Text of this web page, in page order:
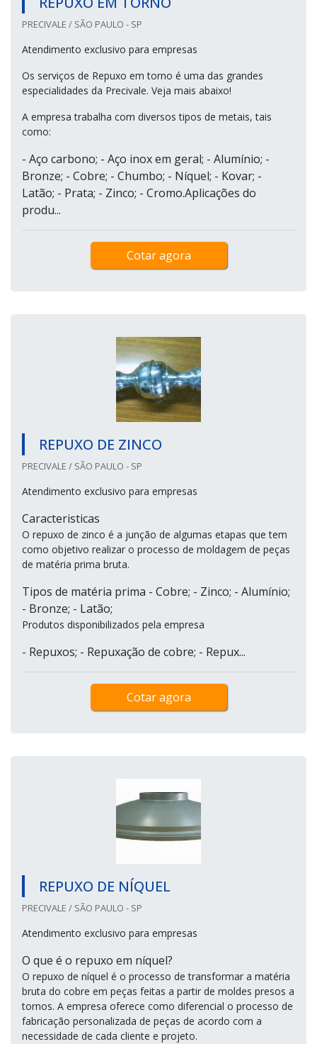
PRECIVALE / SÃO PAULO - SP
Atendimento exclusivo para empresas
Os serviços de Repuxo em torno é uma das grandes
especialidades da Precivale. Veja mais abaixo!
A empresa trabalha com diversos tipos de metais, tais
como:
- Aço carbono; - Aço inox em geral; - Alumínio; -
Bronze; - Cobre; - Chumbo; - Níquel; - Kovar; -
Latão; - Prata; - Zinco; - Cromo.Aplicações do
produ...
Cotar agora
REPUXO DE ZINCO
PRECIVALE / SÃO PAULO - SP
Atendimento exclusivo para empresas
Caracteristicas
O repuxo de zinco é a junção de algumas etapas que tem
como objetivo realizar o processo de moldagem de peças
de matéria prima bruta.
Tipos de matéria prima - Cobre; - Zinco; - Alumínio;
- Bronze; - Latão;
Produtos disponibilizados pela empresa
- Repuxos; - Repuxação de cobre; - Repux...
Cotar agora
REPUXO DE NÍQUEL
PRECIVALE / SÃO PAULO - SP
Atendimento exclusivo para empresas
O que é o repuxo em níquel?
O repuxo de níquel é o processo de transformar a matéria
bruta do cobre em peças feitas a partir de moldes presos a
tornos. A empresa oferece como diferencial o processo de
fabricação personalizada de peças de acordo com a
necessidade de cada cliente e projeto.